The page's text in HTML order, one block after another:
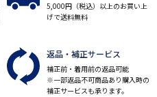
5,000円（税込）以上のお買い上
げで送料無料
返品・補正サービス
補正前・着用前の返品可能
※一部返品不可商品あり購入時の
補正サービスも承ります。